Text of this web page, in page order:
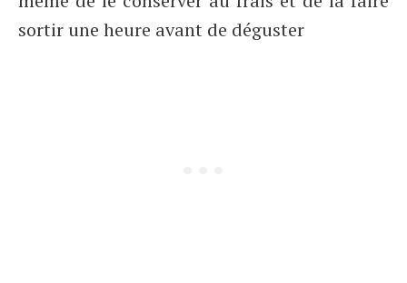
sortir une heure avant de déguster